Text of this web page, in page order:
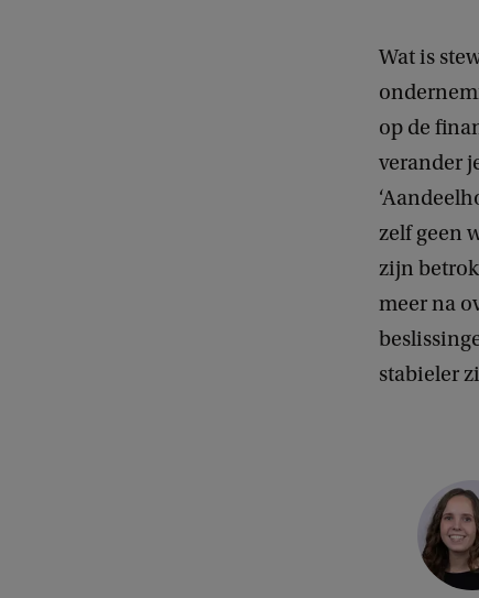
Wat is
op de
verander
zelf geen
zijn
meer na
stabieler